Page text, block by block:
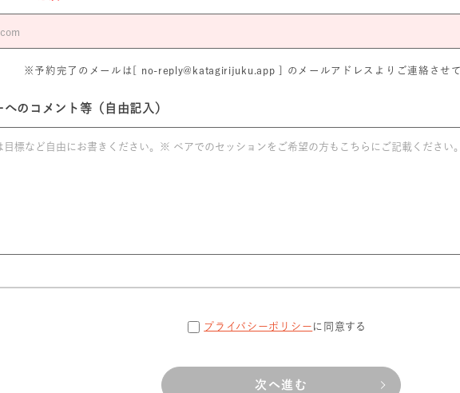
※予約完了のメールは[ no-reply@katagirijuku.app ] のメールアドレスよりご連絡させて
へのコメント等（自由記入）
プライバシーポリシー に同意する
次へ進む